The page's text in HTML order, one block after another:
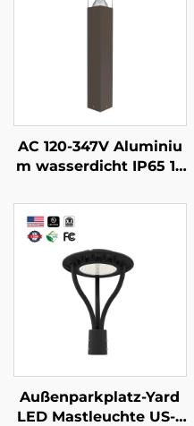
AC 120-347V Aluminiu
m wasserdicht IP65 14
ED-Rasenweg-, Garten
pfad-Beleuchtung für
Außenbereiche
Außenparkplatz-Yard
LED Mastleuchte US-L